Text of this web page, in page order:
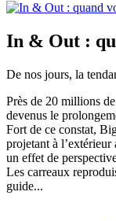
In & Out :
De nos jours, la
Près de 20 millions
devenus le
Fort de ce constat,
projetant à
un effet de
Les carreaux
guide...